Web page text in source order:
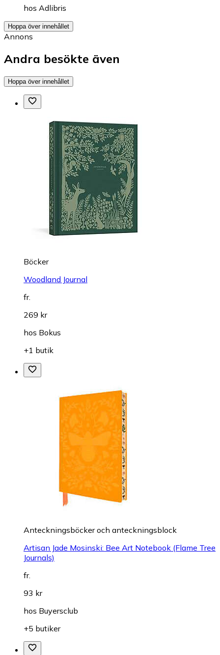
hos Adlibris
Hoppa över innehållet
Annons
Andra besökte även
Hoppa över innehållet
Böcker
Woodland Journal
fr.
269 kr
hos Bokus
+1 butik
Anteckningsböcker och anteckningsblock
Artisan Jade Mosinski: Bee Art Notebook (Flame Tree
Journals)
fr.
93 kr
hos Buyersclub
+5 butiker